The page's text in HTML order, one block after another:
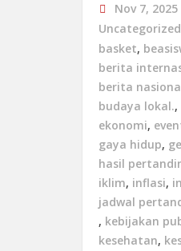
Nov 7, 2025
Uncategorized
basket,
berita
berita
budaya lokal.,
ekonomi,
gaya hidup,
hasil
iklim, inflasi,
jadwal
, kebijakan
kesehatan,